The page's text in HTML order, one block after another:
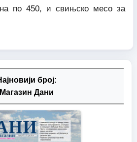
по 450, и свињско месо за
број:
Магазин Дани